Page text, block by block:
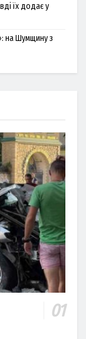
їх додає у
на Шумщину з